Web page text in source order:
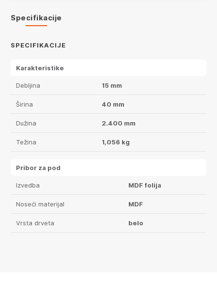
Specifikacije
SPECIFIKACIJE
Karakteristike
Debljina 15 mm
Širina 40 mm
Dužina 2.400 mm
Težina 1,056 kg
Pribor za pod
Izvedba MDF folija
Noseći materijal MDF
Vrsta drveta belo